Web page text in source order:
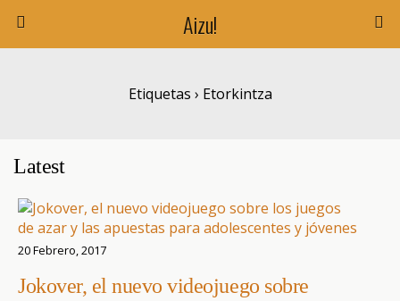
Aizu!
Etiquetas › Etorkintza
Latest
20 Febrero, 2017
Jokover, el nuevo videojuego sobre